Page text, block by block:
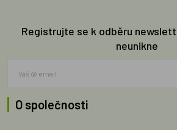
Registrujte se k odběru
neunikne
O společnosti